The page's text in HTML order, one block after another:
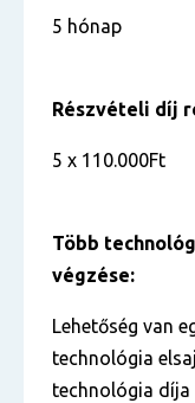
5 hónap
Részvételi díj
5 x 110.000Ft
Több
végzése:
Lehetőség van
technológia
technológia díja